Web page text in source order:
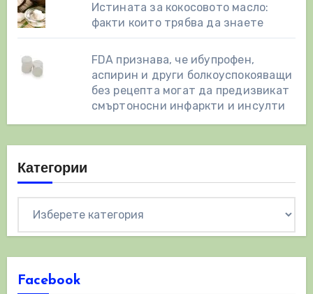
Истината за кокосовото масло:
факти които трябва да знаете
FDA признава, че ибупрофен,
аспирин и други болкоуспокояващи
без рецепта могат да предизвикат
смъртоносни инфаркти и инсулти
Категории
Facebook